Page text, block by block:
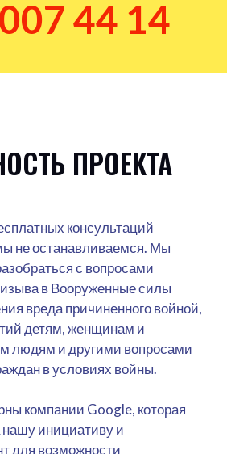
44 14
ПРОЕКТА
консультаций
не останавливаемся. Мы
с вопросами
в Вооруженные силы
вреда причиненного войной,
детям, женщинам и
людям и другими вопросами
в условиях войны.
компании Google, которая
инициативу и
для возможности